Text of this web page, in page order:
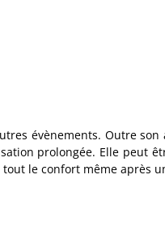
évènements. Outre
prolongée. Elle peut
le confort même après